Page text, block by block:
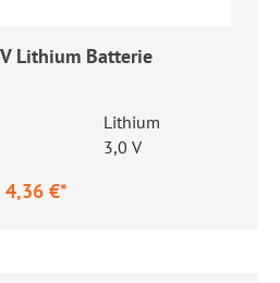
Lithium Batterie
Lithium
3,0 V
4,36 €*